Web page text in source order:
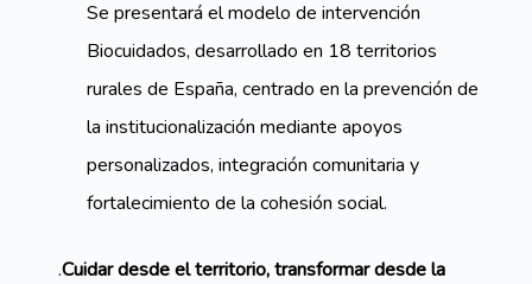
Se presentará el modelo de intervención
Biocuidados, desarrollado en 18 territorios
rurales de España, centrado en la prevención de
la institucionalización mediante apoyos
personalizados, integración comunitaria y
fortalecimiento de la cohesión social.
.Cuidar desde el territorio, transformar desde la